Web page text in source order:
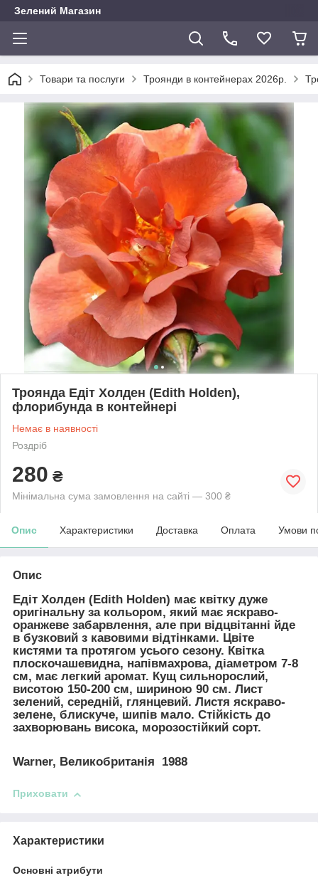
Зелений Магазин
Товари та послуги Троянди в контейнерах 2026р.
Троянда Едіт Холден (Edith Holden),
флорибунда в контейнері
Немає в наявності
Роздріб
280 ₴
Мінімальна сума замовлення на сайті — 300 ₴
Опис Характеристики Доставка Оплата Умови
Опис
Едіт Холден (Edith Holden) має квітку дуже
оригінальну за кольором, який має яскраво-
оранжеве забарвлення, але при відцвітанні йде
в бузковий з кавовими відтінками. Цвіте
кистями та протягом усього сезону. Квітка
плоскочашевидна, напівмахрова, діаметром 7-8
см, має легкий аромат. Кущ сильнорослий,
висотою 150-200 см, шириною 90 см. Лист
зелений, середній, глянцевий. Листя яскраво-
зелене, блискуче, шипів мало. Стійкість до
захворювань висока, морозостійкий сорт.
Warner, Великобританія 1988
Приховати
Характеристики
Основні атрибути